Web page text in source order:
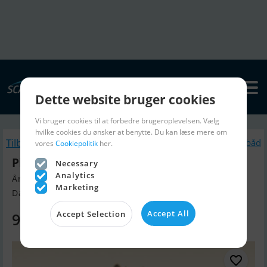
Tilbage Lignende Motorbåd
Pioner Multi
Årgang 2026, Motorbåd til salg
Danmark
95.000 DKK
Dette website bruger cookies
Vi bruger cookies til at forbedre brugeroplevelsen. Vælg
hvilke cookies du ønsker at benytte. Du kan læse mere om
vores Cookiepolitik her.
Necessary
Analytics
Marketing
Accept Selection Accept All